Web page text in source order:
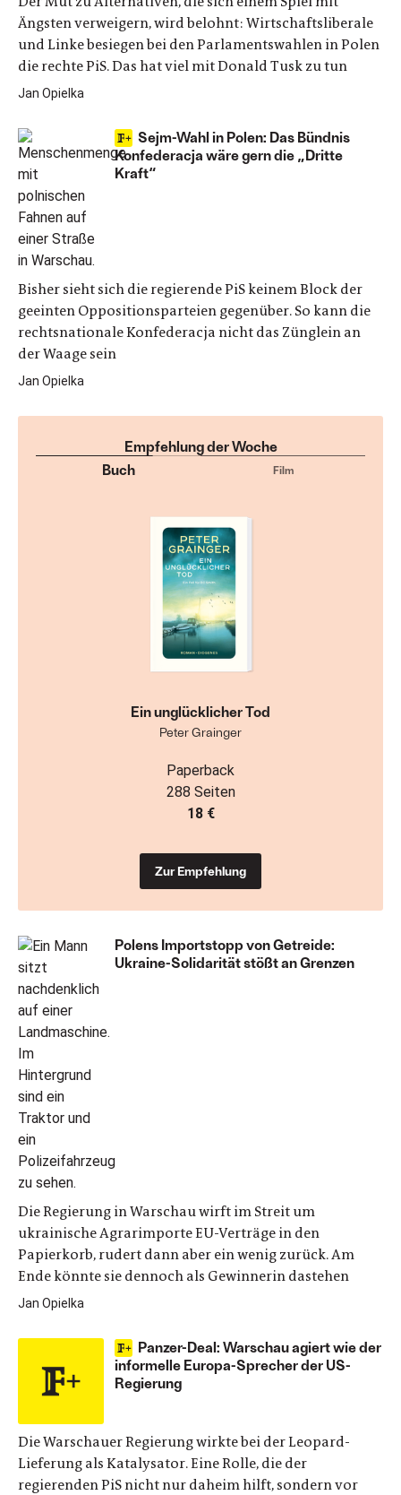
Ängsten verweigern, wird belohnt: Wirtschaftsliberale
und Linke besiegen bei den Parlamentswahlen in Polen
die rechte PiS. Das hat viel mit Donald Tusk zu tun
Jan Opielka
Sejm-Wahl in Polen: Das Bündnis
Konfederacja wäre gern die „Dritte
Kraft“
Bisher sieht sich die regierende PiS keinem Block der
geeinten Oppositionsparteien gegenüber. So kann die
rechtsnationale Konfederacja nicht das Zünglein an
der Waage sein
Jan Opielka
Polens Importstopp von Getreide:
Ukraine-Solidarität stößt an Grenzen
Die Regierung in Warschau wirft im Streit um
ukrainische Agrarimporte EU-Verträge in den
Papierkorb, rudert dann aber ein wenig zurück. Am
Ende könnte sie dennoch als Gewinnerin dastehen
Jan Opielka
Panzer-Deal: Warschau agiert wie der
informelle Europa-Sprecher der US-
Regierung
Die Warschauer Regierung wirkte bei der Leopard-
Lieferung als Katalysator. Eine Rolle, die der
regierenden PiS nicht nur daheim hilft, sondern vor
Empfehlung der Woche
Buch
Film
Ein unglücklicher Tod
Peter Grainger
Paperback
288 Seiten
18 €
Zur Empfehlung